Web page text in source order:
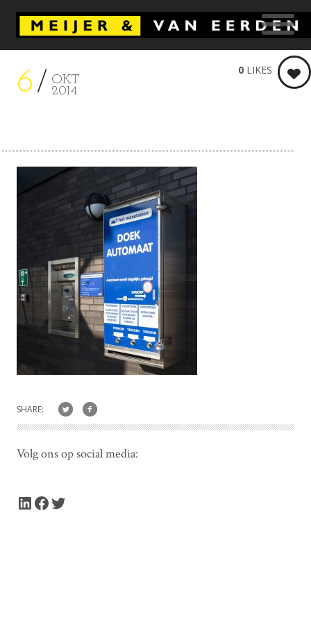
6
OKT
2014
0 LIKES
SHARE:
Volg ons op social media:
LinkedIn Facebook